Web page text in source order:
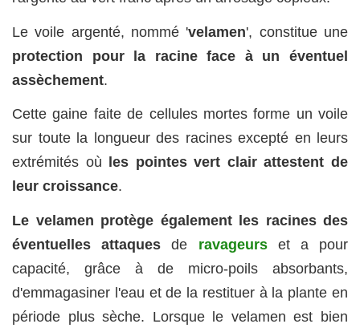
Le voile argenté, nommé 'velamen', constitue une
protection pour la racine face à un éventuel
assèchement.
Cette gaine faite de cellules mortes forme un voile
sur toute la longueur des racines excepté en leurs
extrémités où
les pointes vert clair attestent de
leur croissance.
Le velamen protège également les racines des
éventuelles attaques de ravageurs
et a pour
capacité, grâce à de micro-poils absorbants,
d'emmagasiner l'eau et de la restituer à la plante en
période plus sèche. Lorsque le velamen est bien